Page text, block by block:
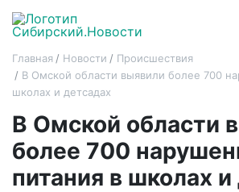
Главная Новости
Происшествия
В Омской области выявили более 700
школах и детсадах
В Омской области
более 700
питания в школах